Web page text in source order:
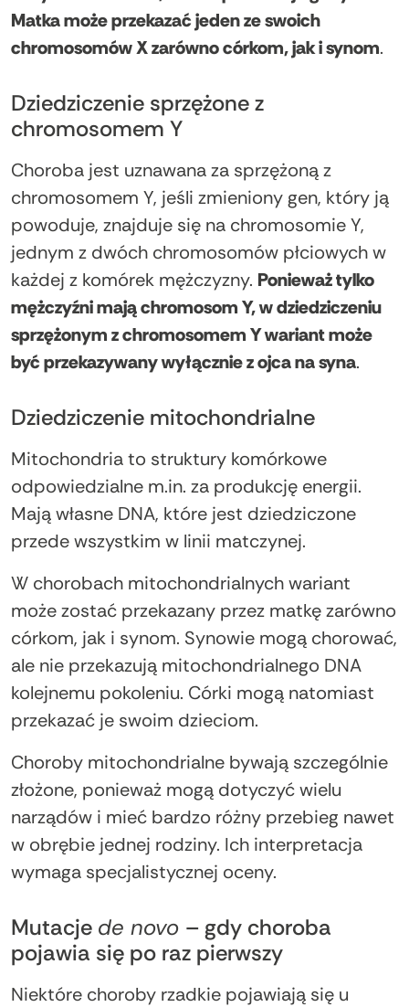
Matka może przekazać jeden ze swoich
chromosomów X zarówno córkom, jak i synom.
Dziedziczenie sprzężone z
chromosomem Y
Choroba jest uznawana za sprzężoną z
chromosomem Y, jeśli zmieniony gen, który ją
powoduje, znajduje się na chromosomie Y,
jednym z dwóch chromosomów płciowych w
każdej z komórek mężczyzny. Ponieważ tylko
mężczyźni mają chromosom Y, w dziedziczeniu
sprzężonym z chromosomem Y wariant może
być przekazywany wyłącznie z ojca na syna.
Dziedziczenie mitochondrialne
Mitochondria to struktury komórkowe
odpowiedzialne m.in. za produkcję energii.
Mają własne DNA, które jest dziedziczone
przede wszystkim w linii matczynej.
W chorobach mitochondrialnych wariant
może zostać przekazany przez matkę zarówno
córkom, jak i synom. Synowie mogą chorować,
ale nie przekazują mitochondrialnego DNA
kolejnemu pokoleniu. Córki mogą natomiast
przekazać je swoim dzieciom.
Choroby mitochondrialne bywają szczególnie
złożone, ponieważ mogą dotyczyć wielu
narządów i mieć bardzo różny przebieg nawet
w obrębie jednej rodziny. Ich interpretacja
wymaga specjalistycznej oceny.
Mutacje de novo – gdy choroba
pojawia się po raz pierwszy
Niektóre choroby rzadkie pojawiają się u